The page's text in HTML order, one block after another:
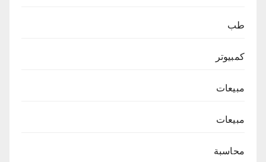
طب
كمبيوتر
مبيعات
مبيعات
محاسبة